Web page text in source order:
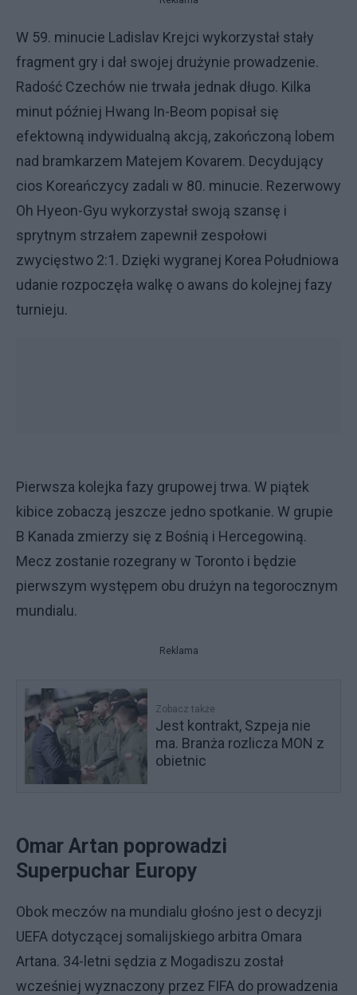
W 59. minucie Ladislav Krejci wykorzystał stały
fragment gry i dał swojej drużynie prowadzenie.
Radość Czechów nie trwała jednak długo. Kilka
minut później Hwang In-Beom popisał się
efektowną indywidualną akcją, zakończoną lobem
nad bramkarzem Matejem Kovarem. Decydujący
cios Koreańczycy zadali w 80. minucie. Rezerwowy
Oh Hyeon-Gyu wykorzystał swoją szansę i
sprytnym strzałem zapewnił zespołowi
zwycięstwo 2:1. Dzięki wygranej Korea Południowa
udanie rozpoczęła walkę o awans do kolejnej fazy
turnieju.
Pierwsza kolejka fazy grupowej trwa. W piątek
kibice zobaczą jeszcze jedno spotkanie. W grupie
B Kanada zmierzy się z Bośnią i Hercegowiną.
Mecz zostanie rozegrany w Toronto i będzie
pierwszym występem obu drużyn na tegorocznym
mundialu.
Reklama
Zobacz także
Jest kontrakt, Szpeja nie
ma. Branża rozlicza MON z
obietnic
Omar Artan poprowadzi
Superpuchar Europy
Obok meczów na mundialu głośno jest o decyzji
UEFA dotyczącej somalijskiego arbitra Omara
Artana. 34-letni sędzia z Mogadiszu został
wcześniej wyznaczony przez FIFA do prowadzenia